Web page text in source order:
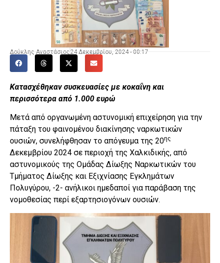
Δούκλης Αναστάσιος 24 Δεκεμβρίου, 2024 - 00:17
Κατασχέθηκαν συσκευασίες με κοκαΐνη και
περισσότερα από 1.000 ευρώ
Μετά από οργανωμένη αστυνομική επιχείρηση για την
πάταξη του φαινομένου διακίνησης ναρκωτικών
ουσιών, συνελήφθησαν το απόγευμα της 20ης
Δεκεμβρίου 2024 σε περιοχή της Χαλκιδικής, από
αστυνομικούς της Ομάδας Δίωξης Ναρκωτικών του
Τμήματος Δίωξης και Εξιχνίασης Εγκλημάτων
Πολυγύρου, -2- ανήλικοι ημεδαποί για παράβαση της
νομοθεσίας περί εξαρτησιογόνων ουσιών.